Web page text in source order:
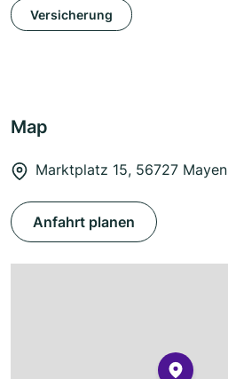
Versicherung
Map
Marktplatz 15, 56727 Mayen
Anfahrt planen